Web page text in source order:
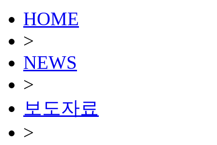
HOME
>
NEWS
>
보도자료
>